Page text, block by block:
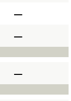
–
–
–